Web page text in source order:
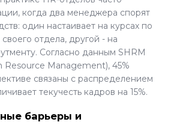
когда два менеджера спорят
один настаивает на курсах по
отдела, другой - на
Согласно данным SHRM
Resource Management), 45%
связаны с распределением
текучесть кадров на 15%.
барьеры и